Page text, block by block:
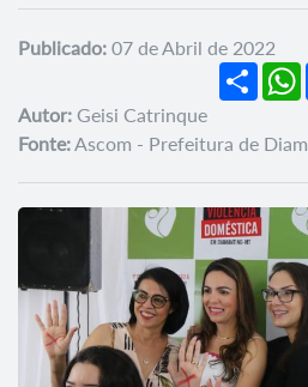
Publicado: 07 de Abril de 2022
Share
Autor: Geisi Catrinque
Fonte: Ascom - Prefeitura de